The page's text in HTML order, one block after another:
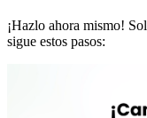
¡Hazlo ahora mismo!
sigue estos pasos: